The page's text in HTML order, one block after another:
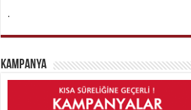
.
Kampanya